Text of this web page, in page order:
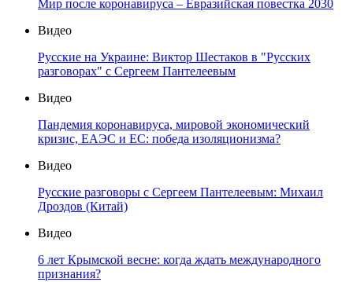
Мир после коронавируса – Евразийская повестка 2030
Видео
Русские на Украине: Виктор Шестаков в "Русских
разговорах" с Сергеем Пантелеевым
Видео
Пандемия коронавируса, мировой экономический
кризис, ЕАЭС и ЕС: победа изоляционизма?
Видео
Русские разговоры с Сергеем Пантелеевым: Михаил
Дроздов (Китай)
Видео
6 лет Крымской весне: когда ждать международного
признания?